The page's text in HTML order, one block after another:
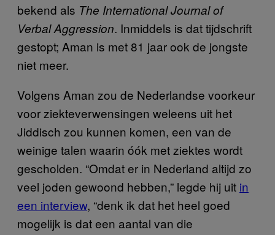
bekend als The International Journal of
Verbal Aggression. Inmiddels is dat tijdschrift
gestopt; Aman is met 81 jaar ook de jongste
niet meer.
Volgens Aman zou de Nederlandse voorkeur
voor ziekteverwensingen weleens uit het
Jiddisch zou kunnen komen, een van de
weinige talen waarin óók met ziektes wordt
gescholden. “Omdat er in Nederland altijd zo
veel joden gewoond hebben,” legde hij uit in
een interview, “denk ik dat het heel goed
mogelijk is dat een aantal van die